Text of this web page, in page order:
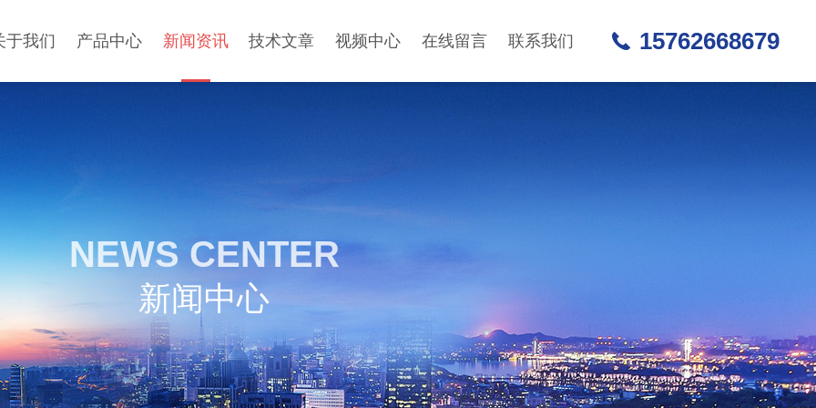
于我们 产品中心 新闻资讯 技术文章 视频中心 在线留言 联系我们 15762668679
NEWS CENTER
新闻中心